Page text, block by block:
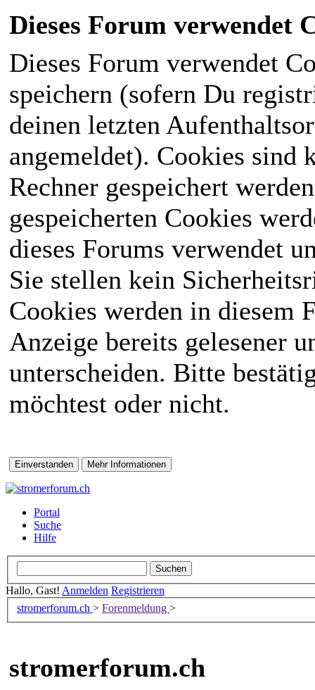
Dieses Forum verwendet
Dieses Forum verwendet
speichern (sofern Du
deinen letzten
angemeldet). Cookies sind
Rechner gespeichert
gespeicherten Cookies
dieses Forums verwendet
Sie stellen kein
Cookies werden in diesem
Anzeige bereits gelesener
unterscheiden. Bitte
möchtest oder nicht.
Portal
Suche
Hilfe
Hallo, Gast! Anmelden Registrieren
stromerforum.ch > Forenmeldung >
stromerforum.ch